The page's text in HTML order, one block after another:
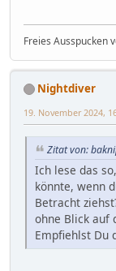
Freies Ausspucken
Nightdiver
19. November 2024,
Zitat von:
Ich lese das
könnte, wenn
Betracht
ohne Blick auf
Empfiehlst Du